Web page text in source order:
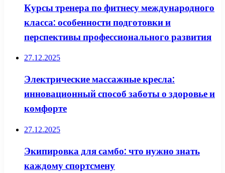
Курсы тренера по фитнесу международного
класса: особенности подготовки и
перспективы профессионального развития
27.12.2025
Электрические массажные кресла:
инновационный способ заботы о здоровье и
комфорте
27.12.2025
Экипировка для самбо: что нужно знать
каждому спортсмену